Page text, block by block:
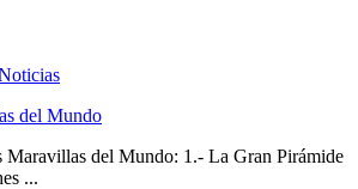
del Mundo
Maravillas del Mundo: 1.- La Gran Pirámide
...